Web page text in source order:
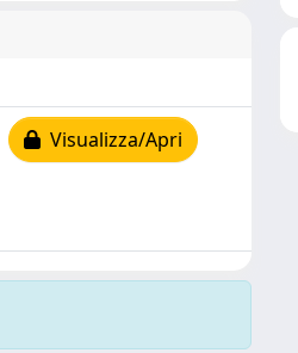
Visualizza/Apri